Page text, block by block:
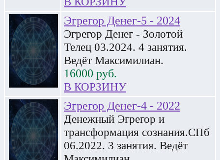
Эгрегор Денег-5 - 2024
Эгрегор Денег - Золотой
Телец 03.2024. 4 занятия.
Ведёт Максимилиан.
16000 руб.
В КОРЗИНУ
Эгрегор Денег-4 - 2022
Денежный Эгрегор и
трансформация сознания.СПб
06.2022. 3 занятия. Ведёт